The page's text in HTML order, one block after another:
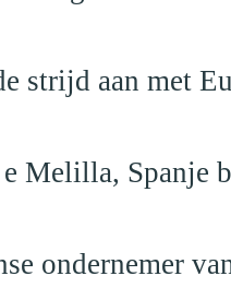
strijd aan met
Melilla, Spanje
ondernemer